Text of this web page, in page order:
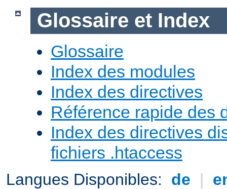
Glossaire et Index
Glossaire
Index des modules
Index des directives
Référence rapide des
Index des directives
fichiers .htaccess
Langues Disponibles: de |